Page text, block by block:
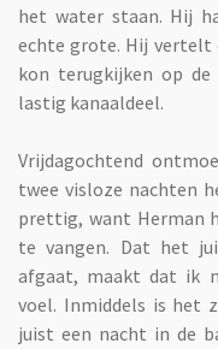
het water staan. Hij
echte grote. Hij vertelt
kon terugkijken op
lastig kanaaldeel.
Vrijdagochtend
twee visloze nachten
prettig, want Herman
te vangen. Dat het
afgaat, maakt dat ik
voel. Inmiddels is het
juist een nacht in de